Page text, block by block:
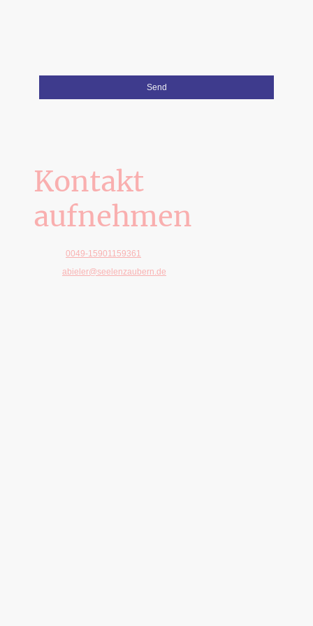
Send
Kontakt
aufnehmen
0049-15901159361
abieler@seelenzaubern.de